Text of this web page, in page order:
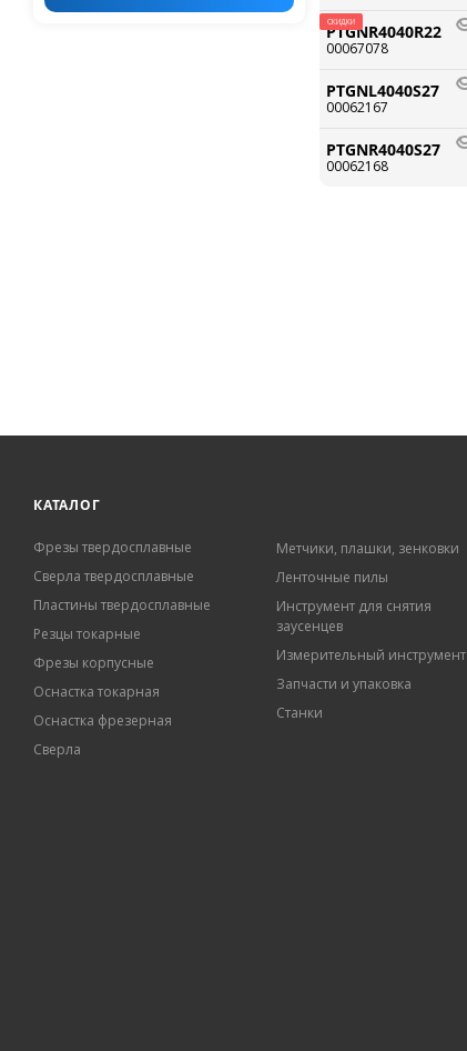
СКИДКИ
PTGNR4040R22
00067078
PTGNL4040S27
00062167
PTGNR4040S27
00062168
КАТАЛОГ
Фрезы твердосплавные
Сверла твердосплавные
Пластины твердосплавные
Резцы токарные
Фрезы корпусные
Оснастка токарная
Оснастка фрезерная
Сверла
Метчики, плашки, зенковки
Ленточные пилы
Инструмент для снятия
заусенцев
Измерительный инструмент
Запчасти и упаковка
Станки